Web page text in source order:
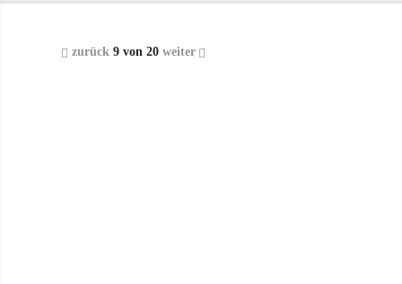
zurück9 von 20 weiter